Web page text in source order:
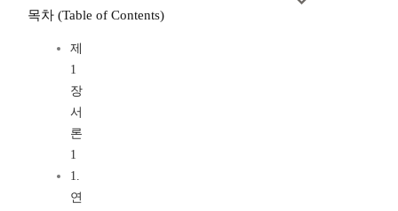
목차 (Table of Contents)
제
1
장
서
론
1
1.
연